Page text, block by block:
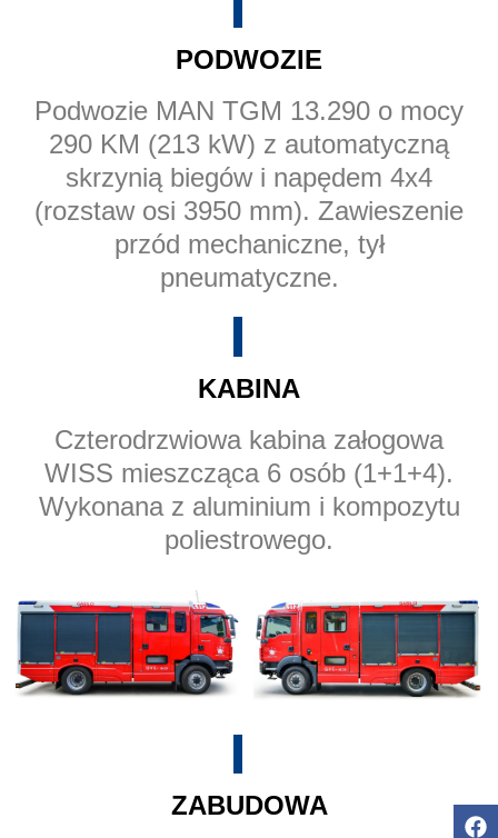
PODWOZIE
Podwozie MAN TGM 13.290 o mocy
290 KM (213 kW) z automatyczną
skrzynią biegów i napędem 4x4
(rozstaw osi 3950 mm). Zawieszenie
przód mechaniczne, tył
pneumatyczne.
KABINA
Czterodrzwiowa kabina załogowa
WISS mieszcząca 6 osób (1+1+4).
Wykonana z aluminium i kompozytu
poliestrowego.
ZABUDOWA